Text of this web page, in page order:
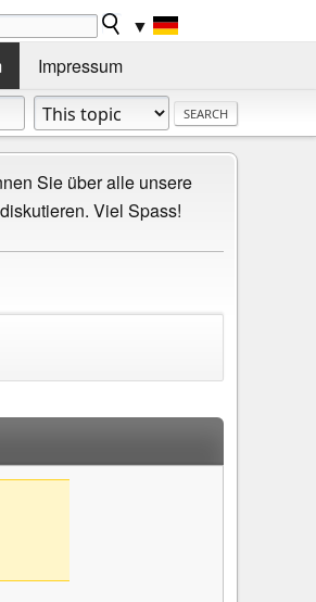
▼
Impressum
Sie über alle unsere
Viel Spass!